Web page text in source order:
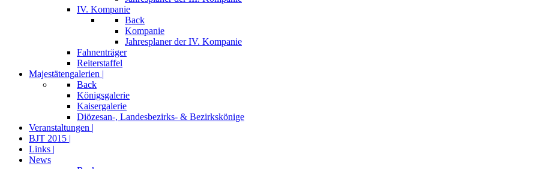
IV. Kompanie
Back
Kompanie
Jahresplaner der IV. Kompanie
Fahnenträger
Reiterstaffel
Majestätengalerien |
Back
Königsgalerie
Kaisergalerie
Diözesan-, Landesbezirks- & Bezirkskönige
Veranstaltungen |
BJT 2015 |
Links |
News